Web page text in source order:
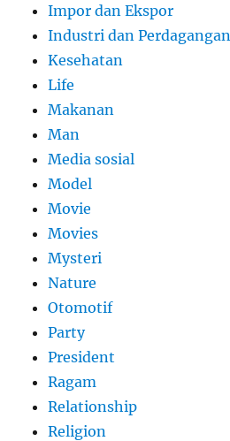
Impor dan Ekspor
Industri dan Perdagangan
Kesehatan
Life
Makanan
Man
Media sosial
Model
Movie
Movies
Mysteri
Nature
Otomotif
Party
President
Ragam
Relationship
Religion